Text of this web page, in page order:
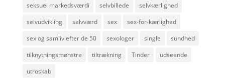
seksuel markedsværdi
selvbillede
selvkærlighed
selvudvikling
selvværd sex
sex-for-kærlighed
sex og samliv efter de 50
sexologer single
sundhed
tilknytningsmønstre
tiltrækning Tinder
udseende
utroskab